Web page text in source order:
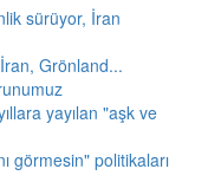
sürüyor, İran
Grönland...
yayılan "aşk ve
görmesin" politikaları